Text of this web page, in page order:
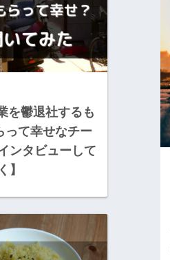
を鬱退社するも
って幸せなチー
ンタビューして
】